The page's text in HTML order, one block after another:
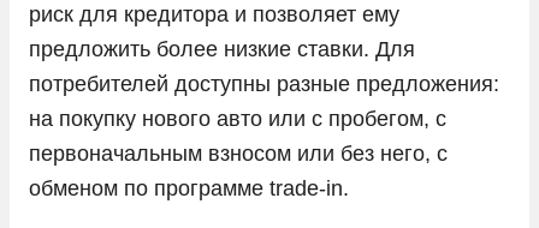
Mazda
Mercedes-Benz
Mini
Mitsubishi
Nissan
риск для кредитора и позволяет ему
предложить более низкие ставки. Для
потребителей доступны разные предложения:
на покупку нового авто или с пробегом, с
первоначальным взносом или без него, с
обменом по программе trade-in.